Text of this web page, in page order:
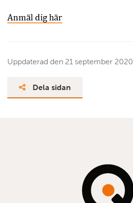
Anmäl dig här
Uppdaterad den 21 september 2020
Dela sidan